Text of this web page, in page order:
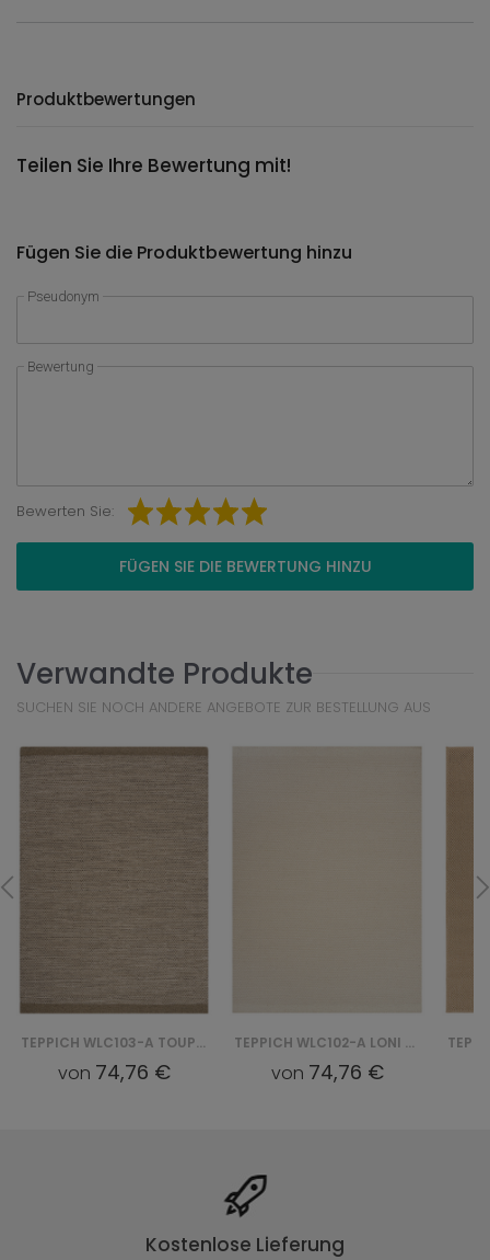
Produktbewertungen
Teilen Sie Ihre Bewertung mit!
Fügen Sie die Produktbewertung hinzu
Pseudonym
Bewertung
Bewerten Sie:
FÜGEN SIE DIE BEWERTUNG HINZU
Verwandte Produkte
SUCHEN SIE NOCH ANDERE ANGEBOTE ZUR BESTELLUNG AUS
TEPPICH WLC103-A TOUPE LONI
von 74,76 €
TEPPICH WLC102-A LONI - BIAŁY
von 74,76 €
Kostenlose Lieferung